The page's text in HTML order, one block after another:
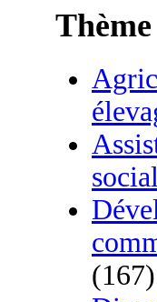
Thème
(167)